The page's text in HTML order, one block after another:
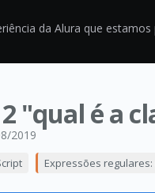
da Alura que
"qual é a
2019
Expressões